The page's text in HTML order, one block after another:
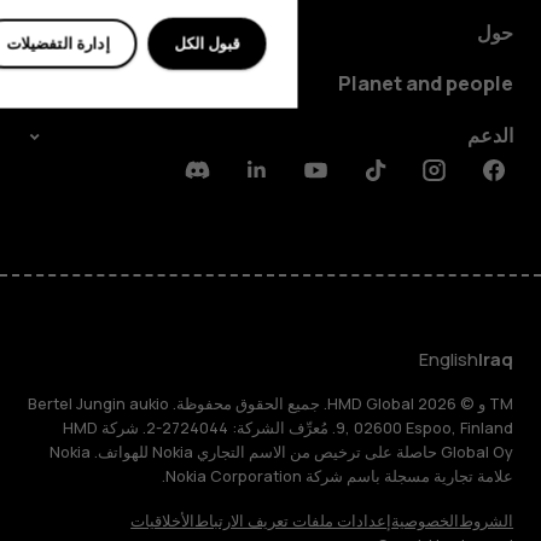
حول
Planet and people
الدعم
Facebook
Instagram
Tiktok
Youtube
Linkedin
Discord
Iraq
English
TM و © 2026 HMD Global. جميع الحقوق محفوظة. Bertel Jungin aukio
9, 02600 Espoo, Finland. مُعرِّف الشركة: 2724044-2. شركة HMD
Global Oy حاصلة على ترخيص من الاسم التجاري Nokia للهواتف. Nokia
علامة تجارية مسجلة باسم شركة Nokia Corporation.
الشروطالخصوصيةإعدادات ملفات تعريف الارتباطالأخلاقيات
إدارة التفضيلات قبول الكل